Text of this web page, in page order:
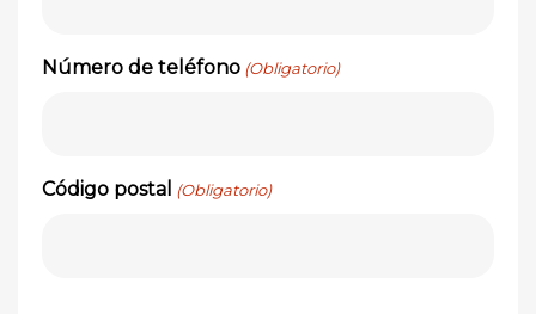
Número de teléfono (Obligatorio)
Código postal (Obligatorio)